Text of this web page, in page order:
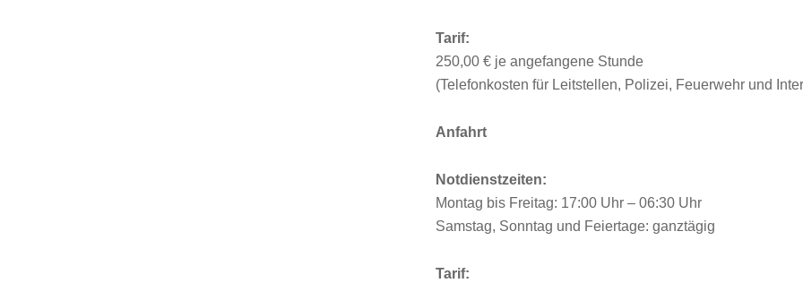
Tarif:
250,00 € je angefangene Stunde
(Telefonkosten für Leitstellen, Polizei, Feuerwehr und
Anfahrt
Notdienstzeiten:
Montag bis Freitag: 17:00 Uhr – 06:30 Uhr
Samstag, Sonntag und Feiertage: ganztägig
Tarif: